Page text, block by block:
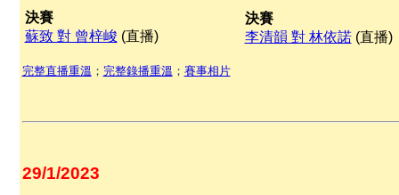
決賽
蘇致 對 曾梓峻 (直播)
決賽
李清韻 對 林依諾(直播)
完整直播重溫 ； 完整錄播重溫 ； 賽事相片
29/1/2023